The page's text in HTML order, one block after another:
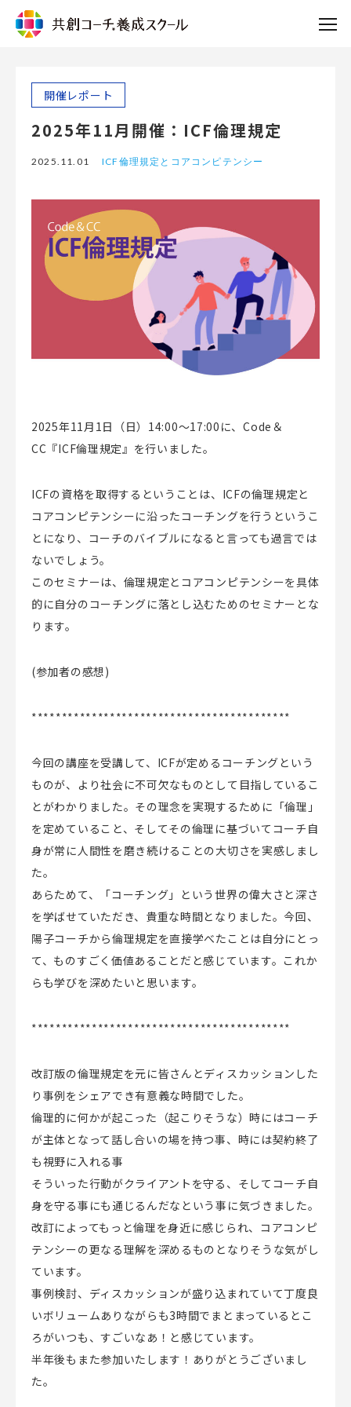
開催レポート
2025年11月開催：ICF倫理規定
2025.11.01 ICF倫理規定とコアコンピテンシー
2025年11月1日（日）14:00～17:00に、Code＆
CC『ICF倫理規定』を行いました。
ICFの資格を取得するということは、ICFの倫理規定と
コアコンピテンシーに沿ったコーチングを行うというこ
とになり、コーチのバイブルになると言っても過言では
ないでしょう。
このセミナーは、倫理規定とコアコンピテンシーを具体
的に自分のコーチングに落とし込むためのセミナーとな
ります。
(参加者の感想)
*******************************************
今回の講座を受講して、ICFが定めるコーチングという
ものが、より社会に不可欠なものとして目指しているこ
とがわかりました。その理念を実現するために「倫理」
を定めていること、そしてその倫理に基づいてコーチ自
身が常に人間性を磨き続けることの大切さを実感しまし
た。
あらためて、「コーチング」という世界の偉大さと深さ
を学ばせていただき、貴重な時間となりました。今回、
陽子コーチから倫理規定を直接学べたことは自分にとっ
て、ものすごく価値あることだと感じています。これか
らも学びを深めたいと思います。
*******************************************
改訂版の倫理規定を元に皆さんとディスカッションした
り事例をシェアでき有意義な時間でした。
倫理的に何かが起こった（起こりそうな）時にはコーチ
が主体となって話し合いの場を持つ事、時には契約終了
も視野に入れる事
そういった行動がクライアントを守る、そしてコーチ自
身を守る事にも通じるんだなという事に気づきました。
改訂によってもっと倫理を身近に感じられ、コアコンピ
テンシーの更なる理解を深めるものとなりそうな気がし
ています。
事例検討、ディスカッションが盛り込まれていて丁度良
いボリュームありながらも3時間でまとまっているとこ
ろがいつも、すごいなあ！と感じています。
半年後もまた参加いたします！ありがとうございまし
た。